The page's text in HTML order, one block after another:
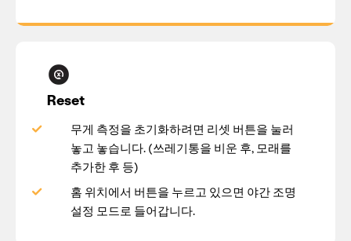
Reset
무게 측정을 초기화하려면 리셋 버튼을 눌러
놓고 놓습니다. (쓰레기통을 비운 후, 모래를
추가한 후 등)
홈 위치에서 버튼을 누르고 있으면 야간 조명
설정 모드로 들어갑니다.